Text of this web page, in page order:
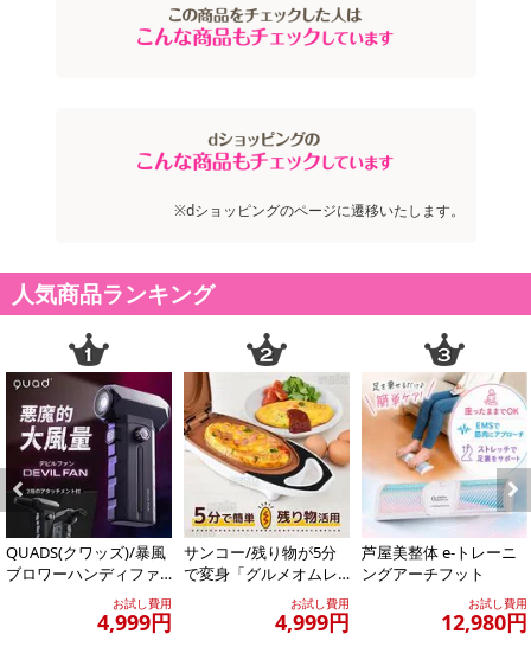
※dショッピングのページに遷移いたします。
人気商品ランキング
Previous
QUADS(クワッズ)/暴風
ブロワーハンディファ
ン「デビルファン」(10
お試し費用
4,999円
サンコー/残り物が5分
で変身「グルメオムレ
ツメーカー」/MEAMKL
お試し費用
4,999円
芦屋美整体 e-トレーニ
ングアーチフット
お試し費用
12,980円
Next